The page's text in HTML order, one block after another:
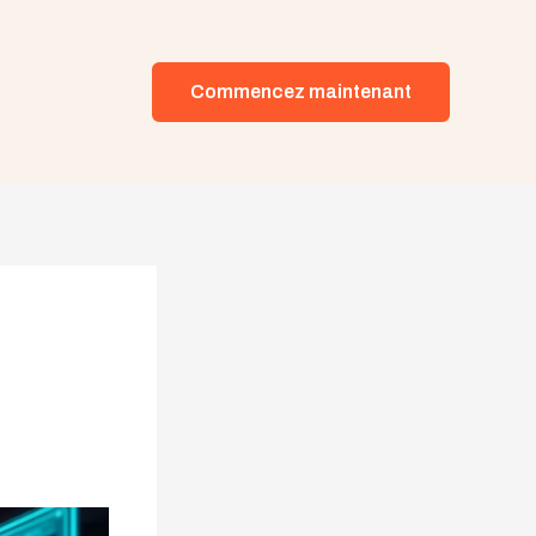
Commencez maintenant